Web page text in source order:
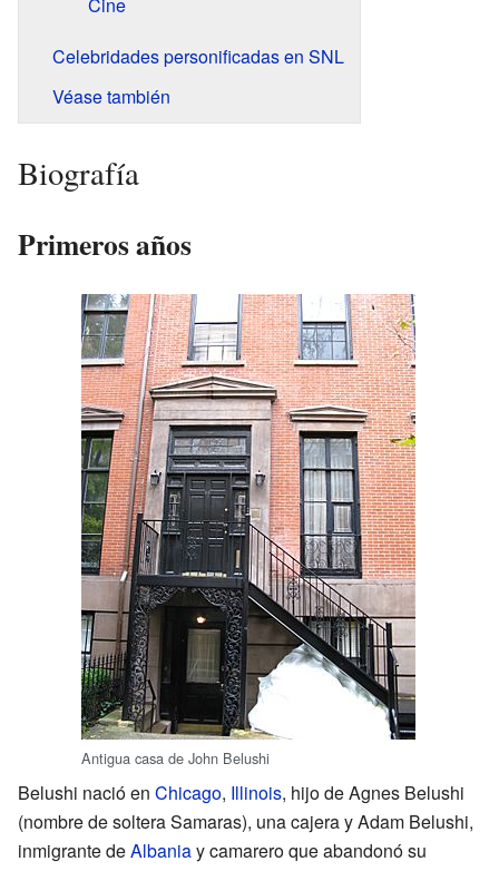
Celebridades personificadas en SNL
Véase también
Biografía
Primeros años
Antigua casa de John Belushi
Belushi nació en Chicago, Illinois, hijo de Agnes Belushi
(nombre de soltera Samaras), una cajera y Adam Belushi,
inmigrante deAlbaniay camarero que abandonó su